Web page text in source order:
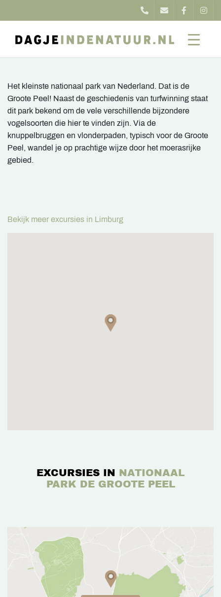
Het kleinste nationaal park van Nederland. Dat is de
Groote Peel! Naast de geschiedenis van turfwinning staat
dit park bekend om de vele verschillende bijzondere
vogelsoorten die hier te vinden zijn. Via de
knuppelbruggen en vlonderpaden, typisch voor de Groote
Peel, wandel je op prachtige wijze door het moerasrijke
gebied.
Bekijk meer excursies in Limburg
EXCURSIES IN
NATIONAAL
PARK DE GROOTE PEEL